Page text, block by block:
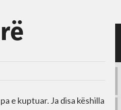
e kuptuar. Ja disa këshilla